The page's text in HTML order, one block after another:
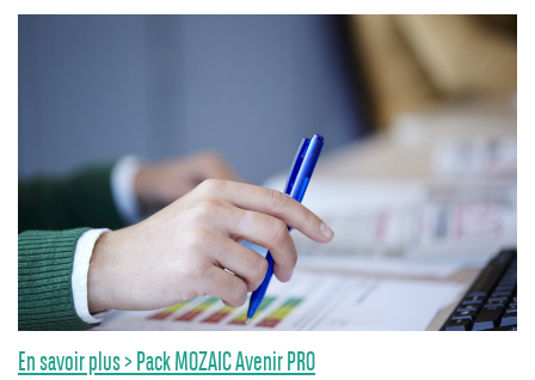
En savoir plus > Pack MOZAIC Avenir PRO